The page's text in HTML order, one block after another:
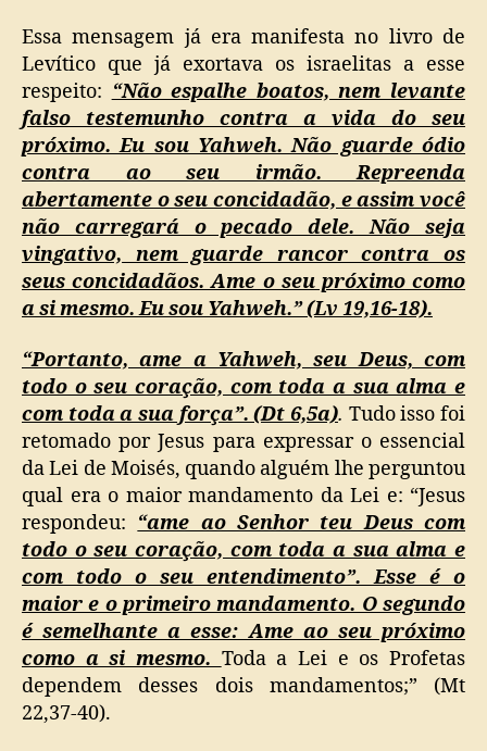
Essa mensagem já era manifesta no livro de
Levítico que já exortava os israelitas a esse
respeito: “Não espalhe boatos, nem levante
falso testemunho contra a vida do seu
próximo. Eu sou Yahweh. Não guarde ódio
contra ao seu irmão. Repreenda
abertamente o seu concidadão, e assim você
não carregará o pecado dele. Não seja
vingativo, nem guarde rancor contra os
seus concidadãos. Ame o seu próximo como
a si mesmo. Eu sou Yahweh.” (Lv 19,16-18).
“Portanto, ame a Yahweh, seu Deus, com
todo o seu coração, com toda a sua alma e
com toda a sua força”. (Dt 6,5a). Tudo isso foi
retomado por Jesus para expressar o essencial
da Lei de Moisés, quando alguém lhe perguntou
qual era o maior mandamento da Lei e: “Jesus
respondeu: “ame ao Senhor teu Deus com
todo o seu coração, com toda a sua alma e
com todo o seu entendimento”. Esse é o
maior e o primeiro mandamento. O segundo
é semelhante a esse: Ame ao seu próximo
como a si mesmo. Toda a Lei e os Profetas
dependem desses dois mandamentos;” (Mt
22,37-40).